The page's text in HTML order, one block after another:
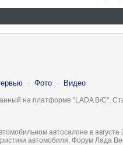
· Фото · Видео
на платформе "LADA B/C".
автосалоне в
автомобиля. Форум